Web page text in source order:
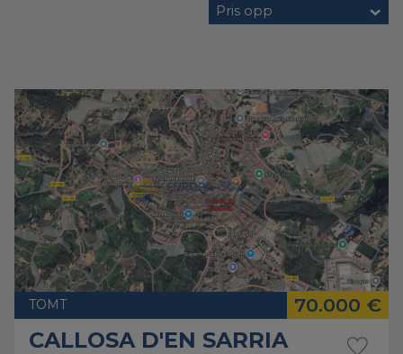
Pris opp
TOMT 70.000 €
CALLOSA D'EN SARRIA